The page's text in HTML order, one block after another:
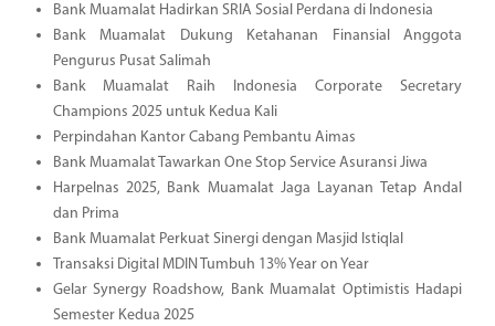
Bank Muamalat Hadirkan SRIA Sosial Perdana di Indonesia
Bank Muamalat Dukung Ketahanan Finansial Anggota
Pengurus Pusat Salimah
Bank Muamalat Raih Indonesia Corporate Secretary
Champions 2025 untuk Kedua Kali
Perpindahan Kantor Cabang Pembantu Aimas
Bank Muamalat Tawarkan One Stop Service Asuransi Jiwa
Harpelnas 2025, Bank Muamalat Jaga Layanan Tetap Andal
dan Prima
Bank Muamalat Perkuat Sinergi dengan Masjid Istiqlal
Transaksi Digital MDIN Tumbuh 13% Year on Year
Gelar Synergy Roadshow, Bank Muamalat Optimistis Hadapi
Semester Kedua 2025